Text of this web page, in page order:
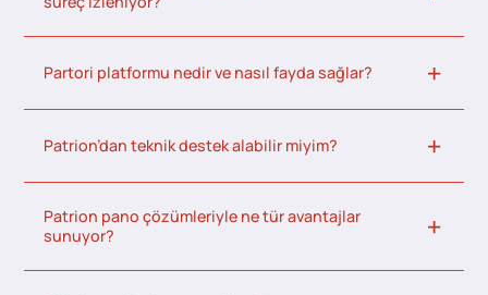
Partori platformu nedir ve nasıl fayda sağlar?
Patrion’dan teknik destek alabilir miyim?
Patrion pano çözümleriyle ne tür avantajlar
sunuyor?